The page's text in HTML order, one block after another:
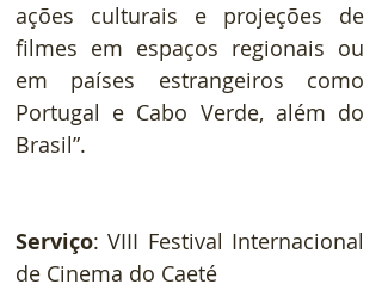
ações culturais e projeções de
filmes em espaços regionais ou
em países estrangeiros como
Portugal e Cabo Verde, além do
Brasil”.
Serviço: VIII Festival Internacional
de Cinema do Caeté